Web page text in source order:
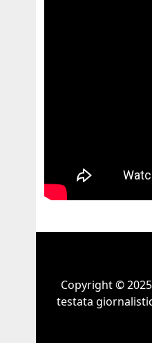
Copyright ©
testata